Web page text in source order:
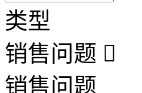
类型
销售问题
销售问题